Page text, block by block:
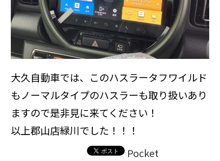
大久自動車では、このハスラータフワイルド
もノーマルタイプのハスラーも取り扱いあり
ますので是非見に来てください！
以上郡山店緑川でした！！！
Pocket